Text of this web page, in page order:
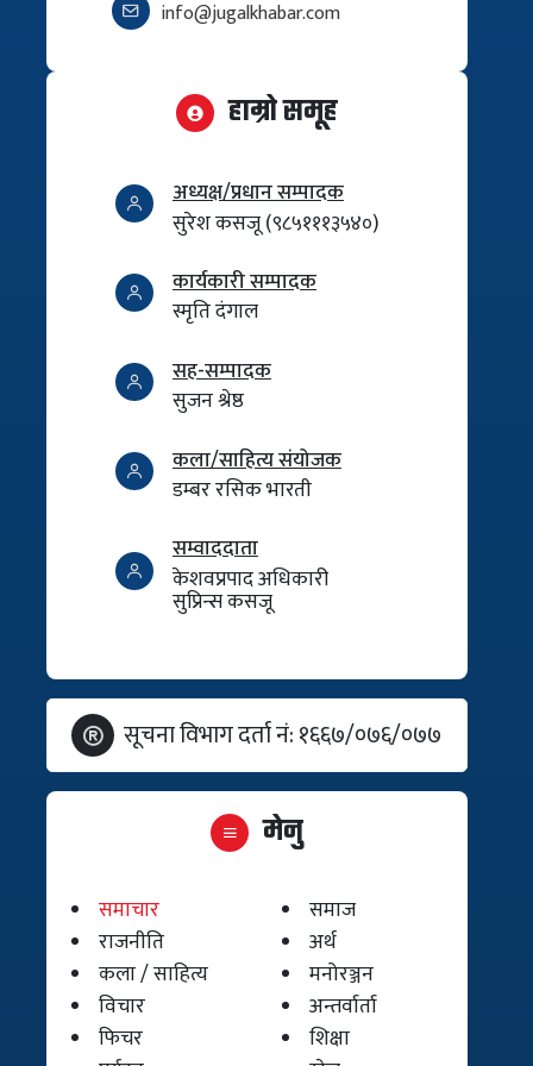
info@jugalkhabar.com
हाम्रो समूह
अध्यक्ष/प्रधान सम्पादक
सुरेश कसजू (९८५१११३५४०)
कार्यकारी सम्पादक
स्मृति दंगाल
सह-सम्पादक
सुजन श्रेष्ठ
कला/साहित्य संयोजक
डम्बर रसिक भारती
सम्वाददाता
केशवप्रपाद अधिकारी
सुप्रिन्स कसजू
सूचना विभाग दर्ता नं: १६६७/०७६/०७७
मेनु
समाचार
समाज
राजनीति
अर्थ
कला / साहित्य
मनोरञ्जन
विचार
अन्तर्वार्ता
फिचर
शिक्षा